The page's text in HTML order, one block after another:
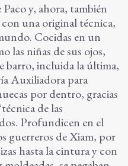
y, ahora, también
con una original técnica,
Cocidas en un
las niñas de sus ojos,
barro, incluida la última,
Auxiliadora para
por dentro, gracias
de las
Profundicen en el
guerreros de Xiam, por
hasta la cintura y con